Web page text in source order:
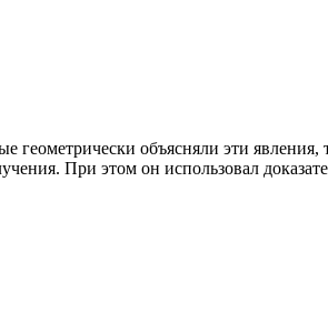
объясняли эти явления,
При этом он использовал